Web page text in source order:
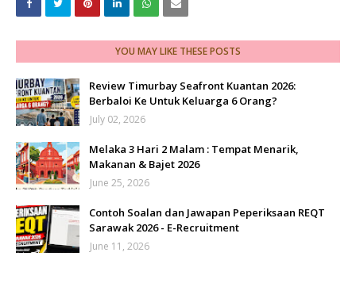
YOU MAY LIKE THESE POSTS
Review Timurbay Seafront Kuantan 2026:
Berbaloi Ke Untuk Keluarga 6 Orang?
July 02, 2026
Melaka 3 Hari 2 Malam : Tempat Menarik,
Makanan & Bajet 2026
June 25, 2026
Contoh Soalan dan Jawapan Peperiksaan REQT
Sarawak 2026 - E-Recruitment
June 11, 2026